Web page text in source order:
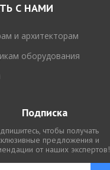
С НАМИ
и архитекторам
оборудования
Подписка
чтобы получать
предложения и
от наших экспертов!